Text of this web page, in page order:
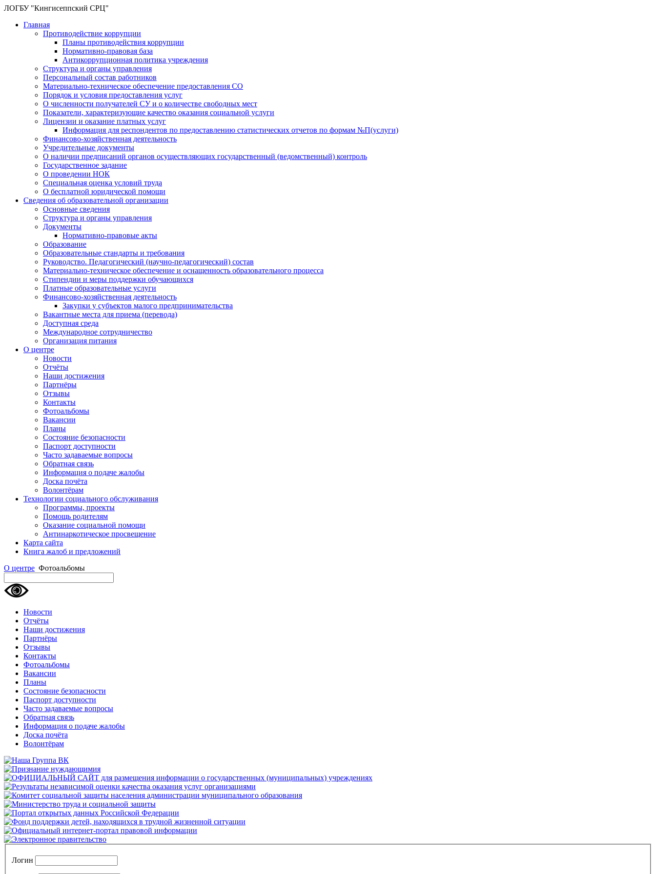
ЛОГБУ "Кингисеппский СРЦ"
Главная
Противодействие коррупции
Планы противодействия коррупции
Нормативно-правовая база
Антикоррупционная политика учреждения
Структура и органы управления
Персональный состав работников
Материально-техническое обеспечение предоставления СО
Порядок и условия предоставления услуг
О численности получателей СУ и о количестве свободных мест
Показатели, характеризующие качество оказания социальной услуги
Лицензии и оказание платных услуг
Информация для респондентов по предоставлению статистических отчетов по формам №П(услуги)
Финансово-хозяйственная деятельность
Учредительные документы
О наличии предписаний органов осуществляющих государственный (ведомственный) контроль
Государственное задание
О проведении НОК
Специальная оценка условий труда
О бесплатной юридической помощи
Сведения об образовательной организации
Основные сведения
Структура и органы управления
Документы
Нормативно-правовые акты
Образование
Образовательные стандарты и требования
Руководство. Педагогический (научно-педагогический) состав
Материально-техническое обеспечение и оснащенность образовательного процесса
Стипендии и меры поддержки обучающихся
Платные образовательные услуги
Финансово-хозяйственная деятельность
Закупки у субъектов малого предпринимательства
Вакантные места для приема (перевода)
Доступная среда
Международное сотрудничество
Организация питания
О центре
Новости
Отчёты
Наши достижения
Партнёры
Отзывы
Контакты
Фотоальбомы
Вакансии
Планы
Состояние безопасности
Паспорт доступности
Часто задаваемые вопросы
Обратная связь
Информация о подаче жалобы
Доска почёта
Волонтёрам
Технологии социального обслуживания
Программы, проекты
Помощь родителям
Оказание социальной помощи
Антинаркотическое просвещение
Карта сайта
Книга жалоб и предложений
О центре Фотоальбомы
Новости
Отчёты
Наши достижения
Партнёры
Отзывы
Контакты
Фотоальбомы
Вакансии
Планы
Состояние безопасности
Паспорт доступности
Часто задаваемые вопросы
Обратная связь
Информация о подаче жалобы
Доска почёта
Волонтёрам
Логин